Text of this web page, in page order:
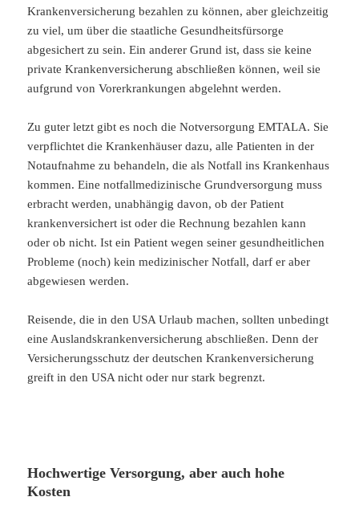
Krankenversicherung bezahlen zu können, aber gleichzeitig
zu viel, um über die staatliche Gesundheitsfürsorge
abgesichert zu sein. Ein anderer Grund ist, dass sie keine
private Krankenversicherung abschließen können, weil sie
aufgrund von Vorerkrankungen abgelehnt werden.
Zu guter letzt gibt es noch die Notversorgung EMTALA. Sie
verpflichtet die Krankenhäuser dazu, alle Patienten in der
Notaufnahme zu behandeln, die als Notfall ins Krankenhaus
kommen. Eine notfallmedizinische Grundversorgung muss
erbracht werden, unabhängig davon, ob der Patient
krankenversichert ist oder die Rechnung bezahlen kann
oder ob nicht. Ist ein Patient wegen seiner gesundheitlichen
Probleme (noch) kein medizinischer Notfall, darf er aber
abgewiesen werden.
Reisende, die in den USA Urlaub machen, sollten unbedingt
eine Auslandskrankenversicherung abschließen. Denn der
Versicherungsschutz der deutschen Krankenversicherung
greift in den USA nicht oder nur stark begrenzt.
Hochwertige Versorgung, aber auch hohe
Kosten